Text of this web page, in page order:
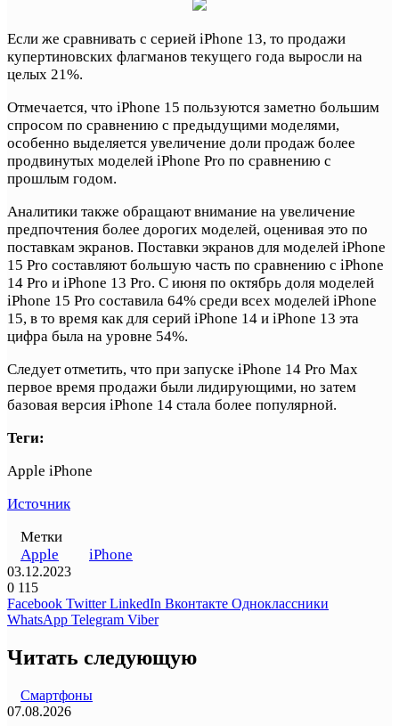
Если же сравнивать с серией iPhone 13, то продажи
купертиновских флагманов текущего года выросли на
целых 21%.
Отмечается, что iPhone 15 пользуются заметно большим
спросом по сравнению с предыдущими моделями,
особенно выделяется увеличение доли продаж более
продвинутых моделей iPhone Pro по сравнению с
прошлым годом.
Аналитики также обращают внимание на увеличение
предпочтения более дорогих моделей, оценивая это по
поставкам экранов. Поставки экранов для моделей iPhone
15 Pro составляют большую часть по сравнению с iPhone
14 Pro и iPhone 13 Pro. С июня по октябрь доля моделей
iPhone 15 Pro составила 64% среди всех моделей iPhone
15, в то время как для серий iPhone 14 и iPhone 13 эта
цифра была на уровне 54%.
Следует отметить, что при запуске iPhone 14 Pro Max
первое время продажи были лидирующими, но затем
базовая версия iPhone 14 стала более популярной.
Теги:
Apple iPhone
Источник
Метки
Apple
iPhone
03.12.2023
0 115
Facebook Twitter LinkedIn Вконтакте Одноклассники
WhatsApp Telegram Viber
Читать следующую
Смартфоны
07.08.2026